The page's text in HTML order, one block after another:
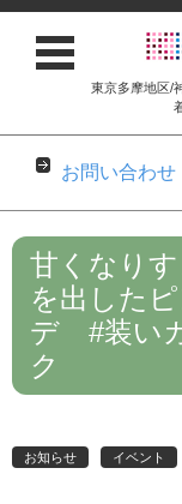
東京多摩地区/
お問い合わせ
コンテンツに移動
甘くなり
を出した
デ #装い
ク
お知らせ イベント